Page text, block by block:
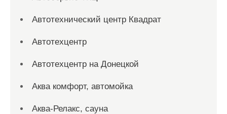
Автотехнический центр Квадрат
Автотехцентр
Автотехцентр на Донецкой
Аква комфорт, автомойка
Аква-Релакс, сауна